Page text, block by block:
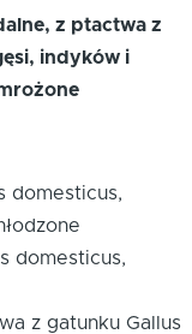
z ptactwa z
indyków i
domesticus,
domesticus,
z gatunku Gallus